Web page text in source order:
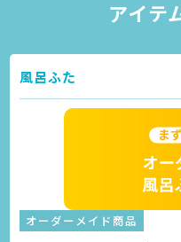
アイテ
風呂ふた
オーダーメイド商品